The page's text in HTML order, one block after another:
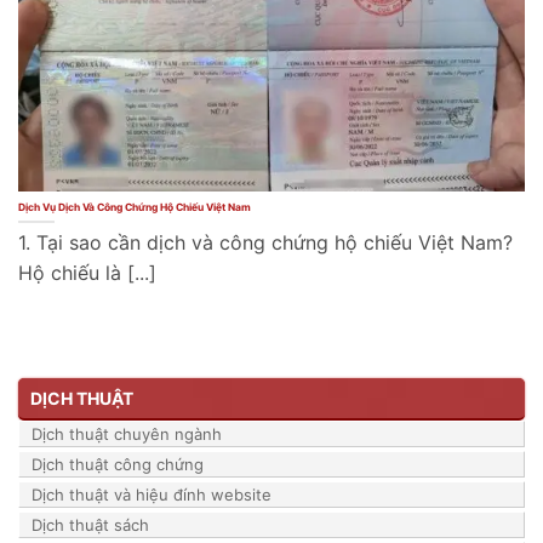
Dịch Vụ Dịch Và Công Chứng Hộ Chiếu Việt Nam
1. Tại sao cần dịch và công chứng hộ chiếu Việt Nam?
Hộ chiếu là [...]
DỊCH THUẬT
Dịch thuật chuyên ngành
Dịch thuật công chứng
Dịch thuật và hiệu đính website
Dịch thuật sách